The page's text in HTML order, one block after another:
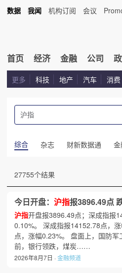
数据 我闻 机构订阅 会议
首页 经济 金融 公司
更多 科技 地产 汽车 消费
综合 杂志 财新数据通
27755个结果
今日开盘： 沪指报3896.49点
沪指开盘报3896.49点；深成指
0.10%。 深成指报14152.78点，
点，涨幅0.23%。 盘面上，国防
前，银行领跌，煤炭……
2026年8月7日 ·金融频道